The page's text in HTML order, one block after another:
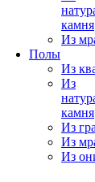
камня
Из
Полы
Из
Из
камня
Из
Из
Из